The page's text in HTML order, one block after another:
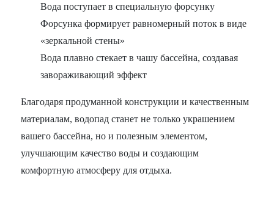
Вода поступает в специальную форсунку
Форсунка формирует равномерный поток в виде
«зеркальной стены»
Вода плавно стекает в чашу бассейна, создавая
завораживающий эффект
Благодаря продуманной конструкции и качественным
материалам, водопад станет не только украшением
вашего бассейна, но и полезным элементом,
улучшающим качество воды и создающим
комфортную атмосферу для отдыха.